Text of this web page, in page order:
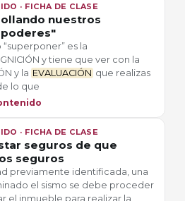
· FICHA DE CLASE
nuestros
“superponer” es la
y tiene que ver con la
y la EVALUACIÓN que realizas
lo que
· FICHA DE CLASE
seguros de que
seguros
previamente identificada, una
el sismo se debe proceder
el inmueble para realizar la